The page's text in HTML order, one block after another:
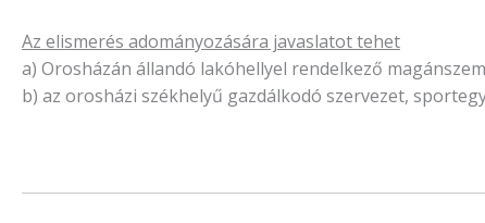
Az elismerés adományozására javaslatot tehet
a) Orosházán állandó lakóhellyel rendelkező
b) az orosházi székhelyű gazdálkodó szervezet,